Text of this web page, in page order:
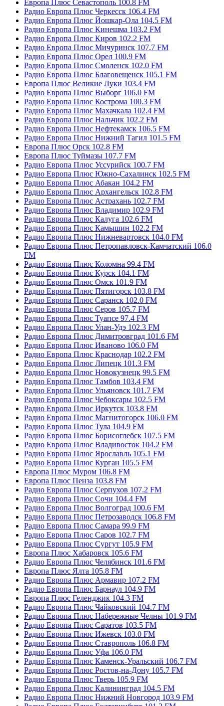
Европа Плюс Севастополь 100.8 FM
Радио Европа Плюс Черкесск 106.4 FM
Радио Европа Плюс Йошкар-Ола 104.5 FM
Радио Европа Плюс Кинешма 103.2 FM
Радио Европа Плюс Киров 102.2 FM
Радио Европа Плюс Мичуринск 107.7 FM
Радио Европа Плюс Орел 100.9 FM
Радио Европа Плюс Смоленск 102.0 FM
Радио Европа Плюс Благовещенск 105.1 FM
Европа Плюс Великие Луки 103.4 FM
Радио Европа Плюс Выборг 106.0 FM
Радио Европа Плюс Кострома 100.3 FM
Радио Европа Плюс Махачкала 102.4 FM
Радио Европа Плюс Нальчик 102.2 FM
Радио Европа Плюс Нефтекамск 106.5 FM
Радио Европа Плюс Нижний Тагил 101.5 FM
Европа Плюс Орск 102.8 FM
Европа Плюс Туймазы 107.7 FM
Радио Европа Плюс Уссурийск 100.7 FM
Радио Европа Плюс Южно-Сахалинск 102.5 FM
Радио Европа Плюс Абакан 104.2 FM
Радио Европа Плюс Архангельск 102.8 FM
Радио Европа Плюс Астрахань 102.7 FM
Радио Европа Плюс Владимир 102.9 FM
Радио Европа Плюс Калуга 102.6 FM
Радио Европа Плюс Камышин 102.2 FM
Радио Европа Плюс Нижневартовск 104.0 FM
Радио Европа Плюс Петропавловск-Камчатский 106.0
FM
Радио Европа Плюс Коломна 99.4 FM
Радио Европа Плюс Курск 104.1 FM
Радио Европа Плюс Омск 101.9 FM
Радио Европа Плюс Пятигорск 103.8 FM
Радио Европа Плюс Саранск 102.0 FM
Радио Европа Плюс Серов 105.7 FM
Радио Европа Плюс Туапсе 97.4 FM
Радио Европа Плюс Улан-Удэ 102.3 FM
Радио Европа Плюс Димитровград 101.6 FM
Радио Европа Плюс Иваново 106.0 FM
Радио Европа Плюс Краснодар 102.2 FM
Радио Европа Плюс Липецк 101.3 FM
Радио Европа Плюс Новокузнецк 99.5 FM
Радио Европа Плюс Тамбов 103.4 FM
Радио Европа Плюс Ульяновск 101.7 FM
Радио Европа Плюс Чебоксары 102.5 FM
Радио Европа Плюс Иркутск 103.8 FM
Радио Европа Плюс Магнитогорск 106.0 FM
Радио Европа Плюс Тула 104.9 FM
Радио Европа Плюс Борисоглебск 107.5 FM
Радио Европа Плюс Владивосток 104.2 FM
Радио Европа Плюс Ярославль 105.1 FM
Радио Европа Плюс Курган 105.5 FM
Европа Плюс Муром 106.8 FM
Европа Плюс Пенза 103.8 FM
Радио Европа Плюс Серпухов 107.2 FM
Радио Европа Плюс Сочи 104.4 FM
Радио Европа Плюс Волгоград 100.6 FM
Радио Европа Плюс Петрозаводск 106.8 FM
Радио Европа Плюс Самара 99.9 FM
Радио Европа Плюс Саров 102.7 FM
Радио Европа Плюс Сургут 105.9 FM
Европа Плюс Хабаровск 105.6 FM
Радио Европа Плюс Челябинск 101.6 FM
Европа Плюс Ялта 105.8 FM
Радио Европа Плюс Армавир 107.2 FM
Радио Европа Плюс Барнаул 104.9 FM
Европа Плюс Геленджик 104.3 FM
Радио Европа Плюс Чайковский 104.7 FM
Радио Европа Плюс Набережные Челны 101.9 FM
Радио Европа Плюс Саратов 103.5 FM
Радио Европа Плюс Ижевск 103.0 FM
Радио Европа Плюс Ставрополь 106.8 FM
Радио Европа Плюс Уфа 106.0 FM
Радио Европа Плюс Каменск-Уральский 106.7 FM
Радио Европа Плюс Ростов-на-Дону 105.7 FM
Радио Европа Плюс Тверь 105.9 FM
Радио Европа Плюс Калининград 104.5 FM
Радио Европа Плюс Нижний Новгород 103.9 FM